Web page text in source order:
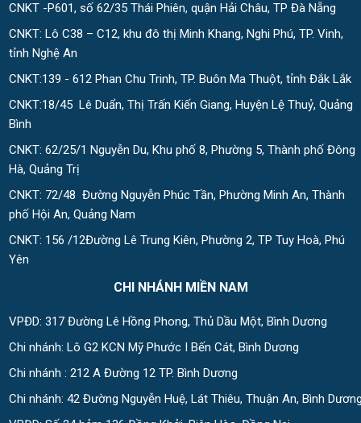
CNKT -P601, số 62/35 Thái Phiên, quận Hải Châu, TP Đà Nẵng
CNKT: Lô C38 – C12, khu đô thị Minh Khang, Nghi Phú, TP. Vinh,
tỉnh Nghệ An
CNKT:139 - 612 Phan Chu Trinh, TP. Buôn Ma Thuột, tỉnh Đắk Lắk
CNKT:18/45 Lê Duẩn, Thị Trấn Kiến Giang, Huyện Lệ Thuỷ, Quảng
Bình
CNKT: 62/25/1 Nguyễn Du, Khu phố 8, Phường 5, Thành phố Đông
Hà, Quảng Trị
CNKT: 72/48 Đường Nguyễn Phúc Tần, Phường Minh An, Thành
phố Hội An, Quảng Nam
CNKT: 156 /12Đường Lê Trung Kiên, Phường 2, TP Tuy Hoà, Phú
Yên
CHI NHÁNH MIỀN NAM
VPĐD: 317 Đường Lê Hồng Phong, Thủ Dầu Một, Bình Dương
Chi nhánh: Lô G2 KCN Mỹ Phước I Bến Cát, Bình Dương
Chi nhánh : 212 A Đường 12 TP. Bình Dương
Chi nhánh: 42 Đường Nguyễn Huệ, Lát Thiêu, Thuận An, Bình